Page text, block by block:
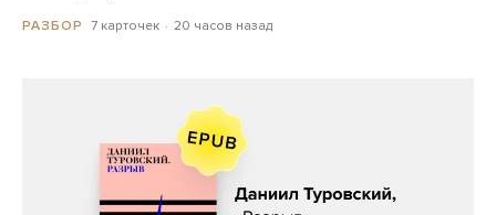
РАЗБОР 7 карточек 20 часов назад